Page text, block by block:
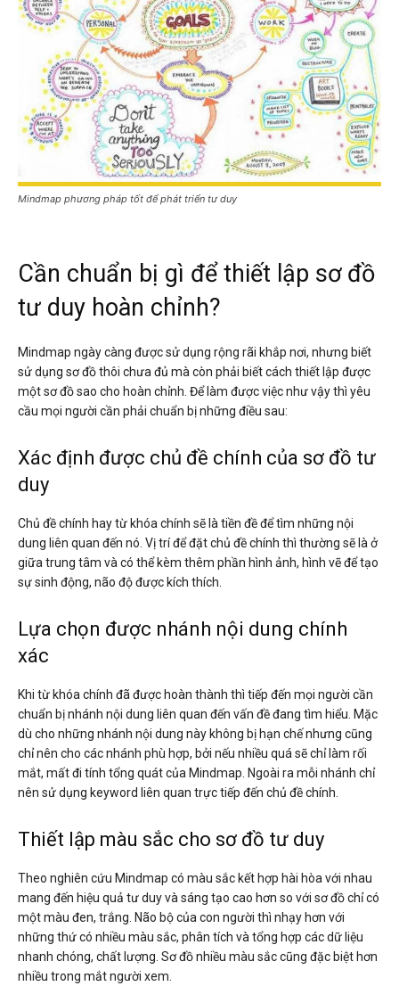
Mindmap phương pháp tốt để phát triển tư duy
Cần chuẩn bị gì để thiết lập sơ đồ
tư duy hoàn chỉnh?
Mindmap ngày càng được sử dụng rộng rãi khắp nơi, nhưng biết
sử dụng sơ đồ thôi chưa đủ mà còn phải biết cách thiết lập được
một sơ đồ sao cho hoàn chỉnh. Để làm được việc như vậy thì yêu
cầu mọi người cần phải chuẩn bị những điều sau:
Xác định được chủ đề chính của sơ đồ tư
duy
Chủ đề chính hay từ khóa chính sẽ là tiền đề để tìm những nội
dung liên quan đến nó. Vị trí để đặt chủ đề chính thì thường sẽ là ở
giữa trung tâm và có thể kèm thêm phần hình ảnh, hình vẽ để tạo
sự sinh động, não độ được kích thích.
Lựa chọn được nhánh nội dung chính
xác
Khi từ khóa chính đã được hoàn thành thì tiếp đến mọi người cần
chuẩn bị nhánh nội dung liên quan đến vấn đề đang tìm hiểu. Mặc
dù cho những nhánh nội dung này không bị hạn chế nhưng cũng
chỉ nên cho các nhánh phù hợp, bởi nếu nhiều quá sẽ chỉ làm rối
mắt, mất đi tính tổng quát của Mindmap. Ngoài ra mỗi nhánh chỉ
nên sử dụng keyword liên quan trực tiếp đến chủ đề chính.
Thiết lập màu sắc cho sơ đồ tư duy
Theo nghiên cứu Mindmap có màu sắc kết hợp hài hòa với nhau
mang đến hiệu quả tư duy và sáng tạo cao hơn so với sơ đồ chỉ có
một màu đen, trắng. Não bộ của con người thì nhạy hơn với
những thứ có nhiều màu sắc, phân tích và tổng hợp các dữ liệu
nhanh chóng, chất lượng. Sơ đồ nhiều màu sắc cũng đặc biệt hơn
nhiều trong mắt người xem.